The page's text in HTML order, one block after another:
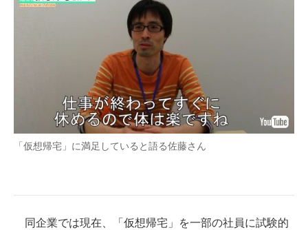
「仮想帰宅」に満足していると語る佐藤さん
同企業では現在、「仮想帰宅」を一部の社員に試験的